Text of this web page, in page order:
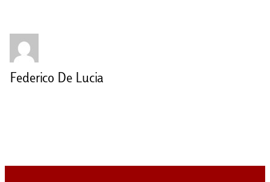
Federico De Lucia